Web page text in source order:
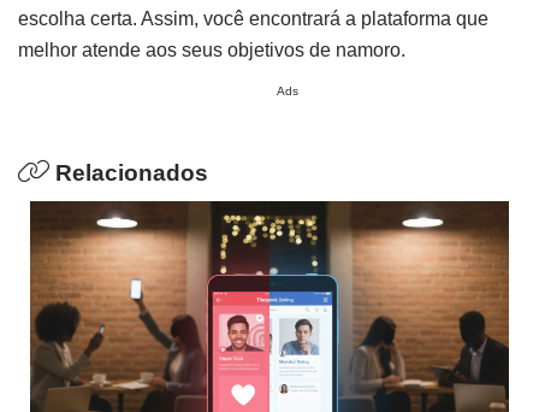
escolha certa. Assim, você encontrará a plataforma que
melhor atende aos seus objetivos de namoro.
Ads
Relacionados